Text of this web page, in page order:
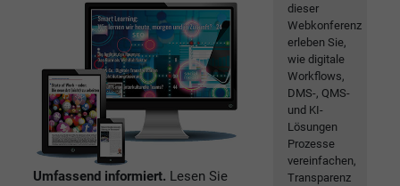
Umfassend informiert. Lesen Sie
dieser
Webkonferenz
erleben Sie,
wie digitale
Workflows,
DMS-, QMS-
und KI-
Lösungen
Prozesse
vereinfachen,
Transparenz